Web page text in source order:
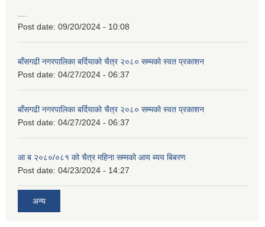
....
Post date: 09/20/2024 - 10:08
बाँसगढी नगरपालिका बर्दियाको चैत्र २०८० सम्मको स्वत प्रकाशन
Post date: 04/27/2024 - 06:37
बाँसगढी नगरपालिका बर्दियाको चैत्र २०८० सम्मको स्वत प्रकाशन
Post date: 04/27/2024 - 06:37
आ ब २०८०/०८१ को चैत्र महिना सम्मको आय ब्यय बिबरण
Post date: 04/23/2024 - 14:27
अन्य